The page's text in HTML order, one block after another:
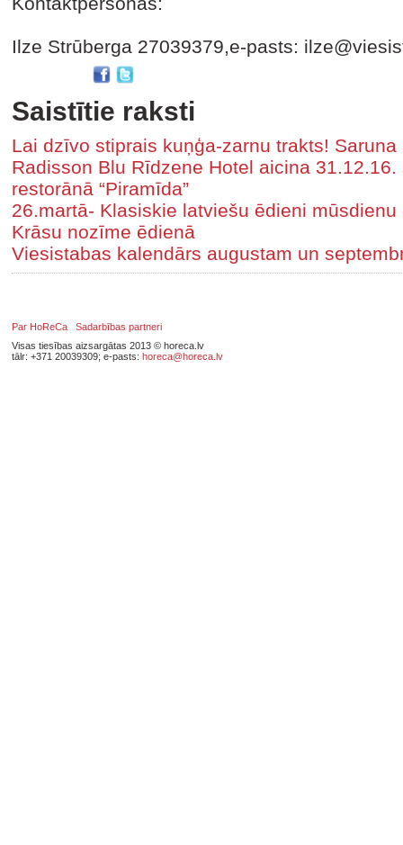
Ilze Strūberga 27039379,e-pasts:
Saistītie raksti
Lai dzīvo stiprais kuņģa-zarnu trakts!
Radisson Blu Rīdzene Hotel aicina
restorānā “Piramīda”
26.martā- Klasiskie latviešu ēdieni
Krāsu nozīme ēdienā
Viesistabas kalendārs augustam un
Par HoReCa
Sadarbības partneri
Visas tiesības aizsargātas 2013 © horeca.lv
tālr: +371 20039309; e-pasts: horeca@horeca.lv